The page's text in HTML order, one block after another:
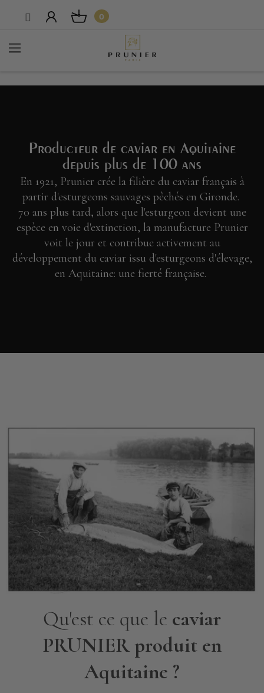
0
Producteur de caviar en Aquitaine
depuis plus de 100 ans
En 1921, Prunier crée la filière du caviar français à
partir d'esturgeons sauvages pêchés en Gironde.
70 ans plus tard, alors que l'esturgeon devient une
espèce en voie d'extinction, la manufacture Prunier
voit le jour et contribue activement au
développement du caviar issu d'esturgeons d'élevage,
en Aquitaine: une fierté française.
Qu'est ce que le caviar
PRUNIER produit en
Aquitaine ?